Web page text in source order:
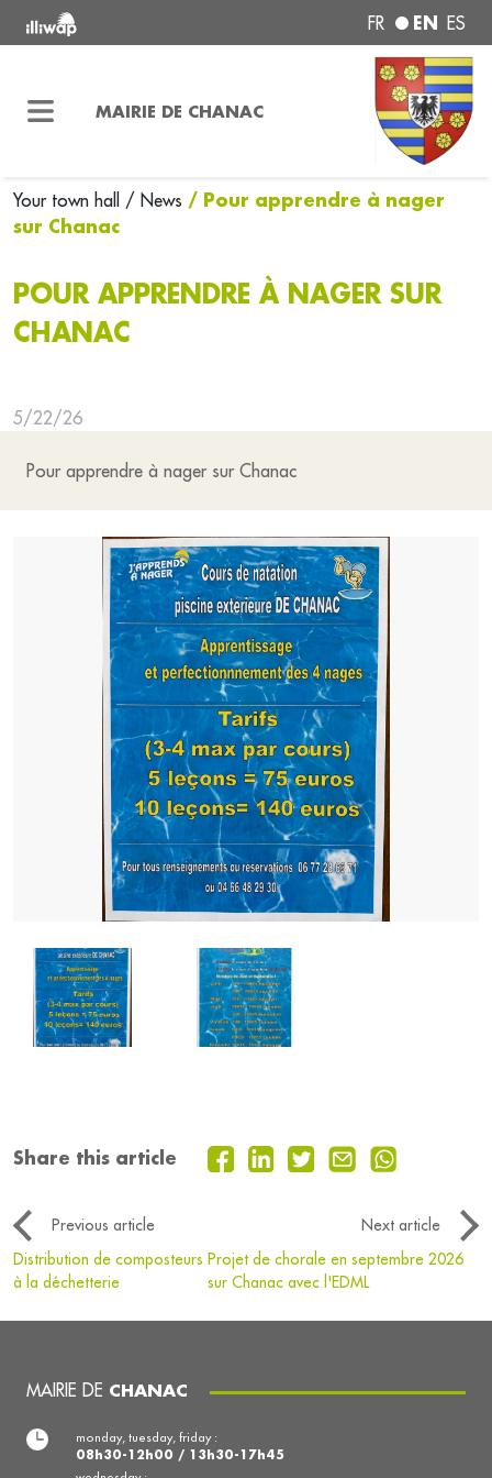
FR EN ES
MAIRIE DE CHANAC
Your town hall / News / Pour apprendre à nager
sur Chanac
POUR APPRENDRE À NAGER SUR
CHANAC
5/22/26
Pour apprendre à nager sur Chanac
Share this article
Previous article
Next article
Distribution de composteurs
à la déchetterie
Projet de chorale en septembre 2026
sur Chanac avec l'EDML
MAIRIE DE CHANAC
monday, tuesday, friday :
08h30-12h00 / 13h30-17h45